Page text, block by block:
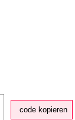
code kopieren